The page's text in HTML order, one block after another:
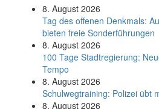
8. August 2026
Tag des offenen Denkmals:
bieten freie Sonderführungen
8. August 2026
100 Tage Stadtregierung:
Tempo
8. August 2026
Schul­weg­trai­ning: Poli­zei übt
8. August 2026